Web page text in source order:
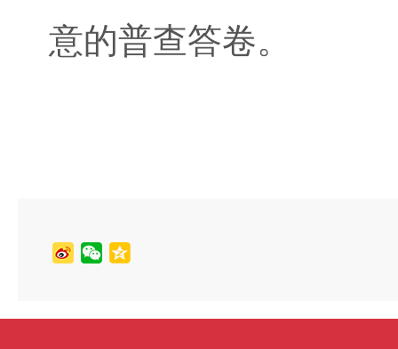
意的普查答卷。